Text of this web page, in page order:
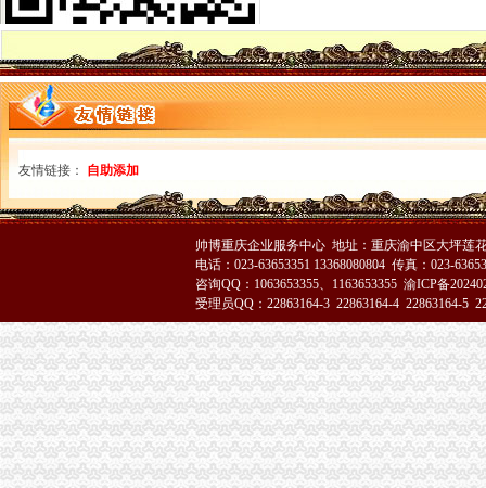
大渡口局渝中区代办营业执照五项措施确保新旧年检制度顺利衔接
涪陵局健全“四到户”渝中区工商代办机制开展“五个一”合同帮扶活动
奉节县工商局明确要求落实"解放思想、渝中区代办营业执照更新观念"大讨论
綦江县隆重庆祝315国际消费者权益日
梁平局“12315维权流动车”重庆代办公司进村入户
北碚区倡导消费保护环境 共同营造和谐
垫江局“八项措施”重庆代办公司加校园周边环境整
黔江局立足“三重点”重庆代办营业执照抓好干部教育培训
高新园局隆重举行“3.15”渝中区代办营业执照纪念活动
黔江局渝中区工商代办深入开展3.15活动
铜梁局重庆代办营业执照形式多样开展3.15国际消费者权益日纪念活动
城口3.15 活动展示城口工商新形象
双桥区隆重纪念3.15国际消费者权益保护日
巫山局重庆代办公司3.15活动呈现三大点
经开园局采取“三走进”重庆代办营业执照方式扎实开展“3.15”活动
奉节局“3.15”重庆代办公司纪念活动体现三个新
荣昌县3.15活动呈现四大点
合川局渝中区代办公司形式多样开展3.15主题宣活动
市局12315指挥中心“3.15”渝中区代办公司期间申诉举报受理况
酉局重庆代办公司隆重纪念3．15活动。
巴南局木洞所“五动”渝中区工商代办机制深入开展“3.15”宣活动
友情链接： 自助添加
帅博重庆企业服务中心 地址：重庆渝中区大坪莲
电话：023-63653351 13368080804 传真：023-
咨询QQ：1063653355、1163653355 渝ICP备
受理员QQ：22863164-3 22863164-4 22863164-5